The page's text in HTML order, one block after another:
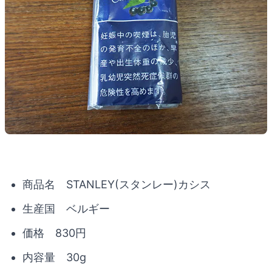
商品名 STANLEY(スタンレー)カシス
生産国 ベルギー
価格 830円
内容量 30g